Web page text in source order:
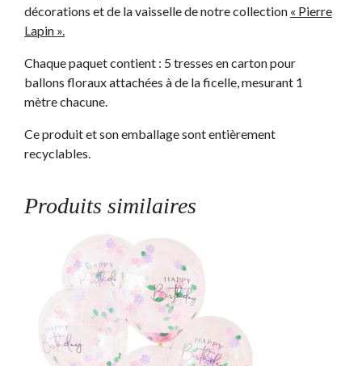
décorations et de la vaisselle de notre collection « Pierre
Lapin ».
Chaque paquet contient : 5 tresses en carton pour
ballons floraux attachées à de la ficelle, mesurant 1
mètre chacune.
Ce produit et son emballage sont entièrement
recyclables.
Produits similaires